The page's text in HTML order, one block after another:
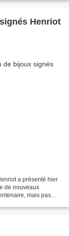
Henriot
a présenté hier
de nouveaux
mais pas